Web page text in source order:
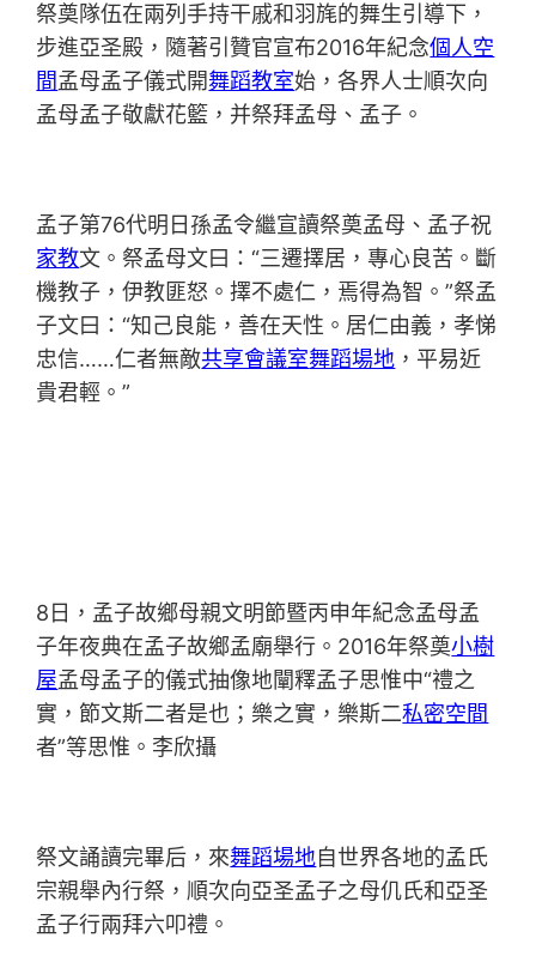
祭奠隊伍在兩列手持干戚和羽旄的舞生引導下，
步進亞圣殿，隨著引贊官宣布2016年紀念個人空
間孟母孟子儀式開舞蹈教室始，各界人士順次向
孟母孟子敬獻花籃，并祭拜孟母、孟子。
孟子第76代明日孫孟令繼宣讀祭奠孟母、孟子祝
家教文。祭孟母文曰：“三遷擇居，專心良苦。斷
機教子，伊教匪怒。擇不處仁，焉得為智。”祭孟
子文曰：“知己良能，善在天性。居仁由義，孝悌
忠信……仁者無敵共享會議室舞蹈場地 ，平易近
貴君輕。”
8日，孟子故鄉母親文明節暨丙申年紀念孟母孟
子年夜典在孟子故鄉孟廟舉行。2016年祭奠小樹
屋孟母孟子的儀式抽像地闡釋孟子思惟中“禮之
實，節文斯二者是也；樂之實，樂斯二私密空間
者”等思惟。李欣攝
祭文誦讀完畢后，來舞蹈場地自世界各地的孟氏
宗親舉內行祭，順次向亞圣孟子之母仉氏和亞圣
孟子行兩拜六叩禮。